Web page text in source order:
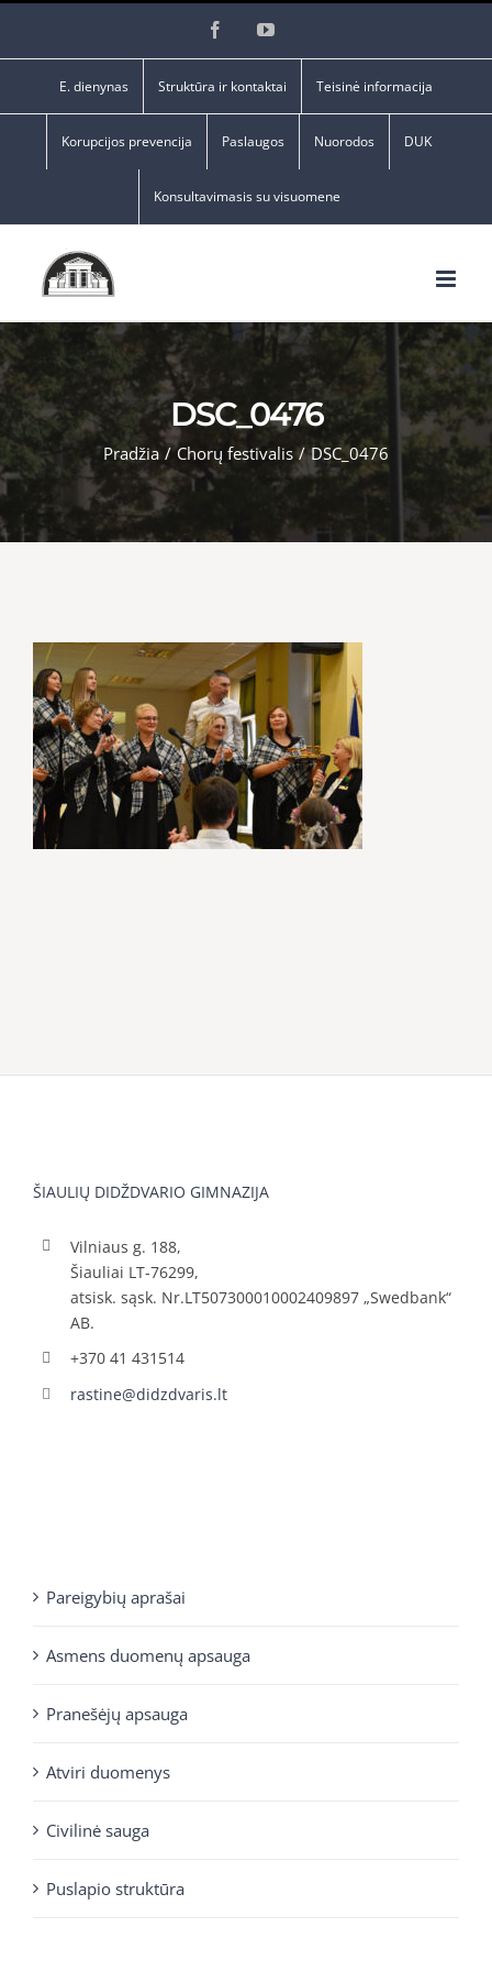
FacebookYouTube
E. dienynas Struktūra ir kontaktai Teisinė informacija
Korupcijos prevencija Paslaugos Nuorodos DUK
Konsultavimasis su visuomene
DSC_0476
Pradžia / Chorų festivalis / DSC_0476
ŠIAULIŲ DIDŽDVARIO GIMNAZIJA
Vilniaus g. 188,
Šiauliai LT-76299,
atsisk. sąsk. Nr.LT507300010002409897 „Swedbank“
AB.
+370 41 431514
rastine@didzdvaris.lt
Pareigybių aprašai
Asmens duomenų apsauga
Pranešėjų apsauga
Atviri duomenys
Civilinė sauga
Puslapio struktūra